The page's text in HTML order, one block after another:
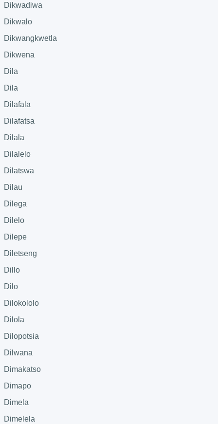
Dikwadiwa
Dikwalo
Dikwangkwetla
Dikwena
Dila
Dila
Dilafala
Dilafatsa
Dilala
Dilalelo
Dilatswa
Dilau
Dilega
Dilelo
Dilepe
Diletseng
Dillo
Dilo
Dilokololo
Dilola
Dilopotsia
Dilwana
Dimakatso
Dimapo
Dimela
Dimelela